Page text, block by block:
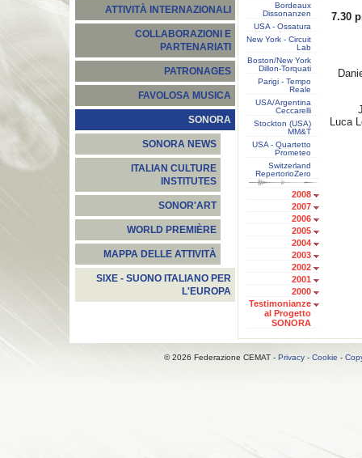
ATTIVITÀ INTERNAZIONALI
COLLABORAZIONI E
PARTENARIATI
PATRONAGES
FAVOLOSA MUSICA
SONORA
SONORA NEWS
ITALIAN CULTURE
INSTITUTES
SONOR'ART
WORLD PREMIÈRE
MAPPA DELLE ATTIVITÀ
SIXE - SUONO ITALIANO PER
L'EUROPA
Bordeaux
Dissonanzen
USA - Ossatura
New York - Circuit
Lab
Boston/New York
Dillon-Torquati
Parigi - Tempo
Reale
USA/Argentina
Ceccarelli
Stockton (USA)
MM&T
USA - Quartetto
Prometeo
Switzerland
RepertorioZero
2008
2007
2006
2005
2004
2003
2002
2001
2000
Testimonianze
al Progetto
SONORA
7.30
Luca
© 2026 Federazione CEMAT - Privacy - Cookie -